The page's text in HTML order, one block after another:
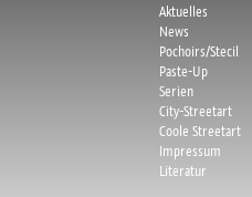
Aktuelles
News
Pochoirs/Stecil
Paste-Up
Serien
City-Streetart
Coole Streetart
Impressum
Literatur